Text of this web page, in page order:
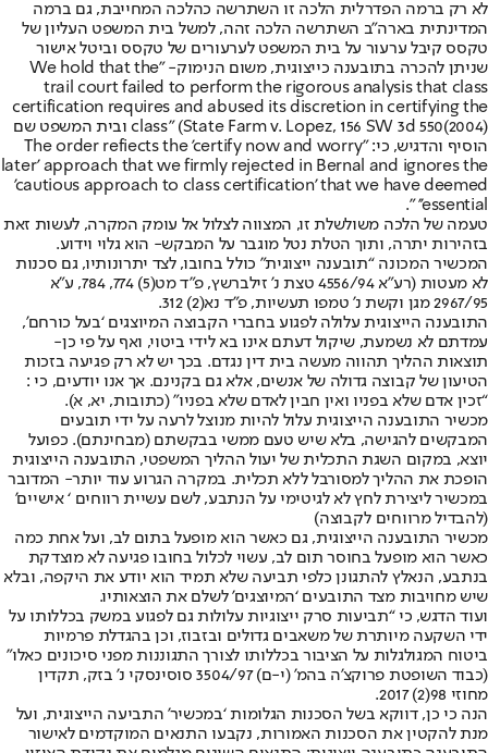
לא רק ברמה הפדרלית הלכה זו השתרשה כהלכה המחייבת, גם ברמה
המדינתית בארה”ב השתרשה הלכה זהה, למשל בית המשפט העליון של
טקסס קיבל ערעור על בית המשפט לערעורים של טקסס וביטל אישור
שניתן להכרה בתובענה כייצוגית, משום הנימוק- "We hold that the
trail court failed to perform the rigorous analysis that class
certification requires and abused its discretion in certifying the
class" (State Farm v. Lopez, 156 SW 3d 550(2004) ובית המשפט שם
הוסיף והדגיש, כי: "The order refiects the 'certify now and worry
later' approach that we firmly rejected in Bernal and ignores the
'cautious approach to class certification' that we have deemed
'essential' ".
טעמה של הלכה משולשלת זו, המצווה לצלול אל עומק המקרה, לעשות זאת
בזהירות יתרה, ותוך הטלת נטל מוגבר על המבקש- הוא גלוי וידוע.
המכשיר המכונה “תובענה ייצוגית” כולל בחובו, לצד יתרונותיו, גם סכנות
לא מעטות (רע”א 4556/94 טצת נ’ זילברשץ, פ”ד מט(5) 774, 784, ע”א
2967/95 מגן וקשת נ’ טמפו תעשיות, פ”ד נא(2) 312.
התובענה הייצוגית עלולה לפגוע בחברי הקבוצה המיוצגים ‘בעל כורחם’,
עמדתם לא נשמעת, שיקול דעתם אינו בא לידי ביטוי, ואף על פי כן-
תוצאות ההליך תהווה מעשה בית דין נגדם. בכך יש לא רק פגיעה בזכות
הטיעון של קבוצה גדולה של אנשים, אלא גם בקנינם. אך אנו יודעים, כי :
“זכין אדם שלא בפניו ואין חבין לאדם שלא בפניו” (כתובות, יא, א).
מכשיר התובענה הייצוגית עלול להיות מנוצל לרעה על ידי תובעים
המבקשים להגישה, בלא שיש טעם ממשי בבקשתם (מבחינתם). כפועל
יוצא, במקום השגת התכלית של יעול ההליך המשפטי, התובענה הייצוגית
הופכת את ההליך למסורבל ללא תכלית. במקרה הגרוע עוד יותר- המדובר
במכשיר ליצירת לחץ לא לגיטימי על הנתבע, לשם עשיית רווחים ‘ אישיים’
(להבדיל מרווחים לקבוצה)
מכשיר התובענה הייצוגית, גם כאשר הוא מופעל בתום לב, ועל אחת כמה
כאשר הוא מופעל בחוסר תום לב, עשוי לכלול בחובו פגיעה לא מוצדקת
בנתבע, הנאלץ להתגונן כלפי תביעה שלא תמיד הוא יודע את היקפה, ובלא
שיש מחויבות מצד התובעים ‘המיוצגים’ לשלם את הוצאותיו.
ועוד הדגש, כי “תביעות סרק ייצוגיות עלולות גם לפגוע במשק בכללותו על
ידי השקעה מיותרת של משאבים גדולים ובזבוז, וכן בהגדלת פרמיות
ביטוח המגולגלות על הציבור בכללותו לצורך התגוננות מפני סיכונים כאלו”
(כבוד השופטת פרוקצ’ה בהמ’ (י-ם) 3504/97 סוסינסקי נ’ בזק, תקדין
מחוזי 98(2) 2017.
הנה כי כן, דווקא בשל הסכנות הגלומות ‘במכשיר’ התביעה הייצוגית, ועל
מנת להקטין את הסכנות האמורות, נקבעו התנאים המוקדמים לאישור